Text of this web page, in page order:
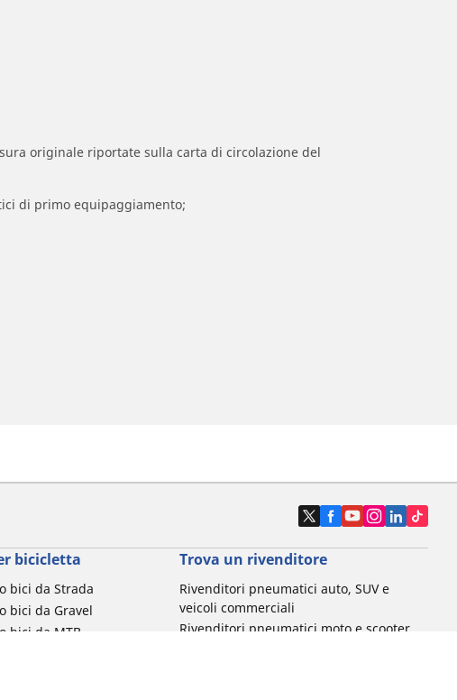
originale riportate sulla carta di circolazione del
di primo equipaggiamento;
bicicletta
bici da Strada
bici da Gravel
bici da MTB
Trova un rivenditore
Rivenditori pneumatici auto, SUV e
veicoli commerciali
Rivenditori pneumatici moto e scooter